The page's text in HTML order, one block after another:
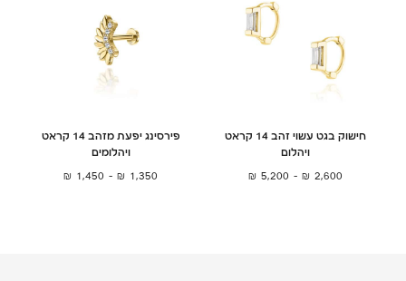
חישוק בגט עשוי זהב 14 קראט
ויהלום
2,600
₪
–
5,200
₪
פירסינג יפעת מזהב 14 קראט
ויהלומים
1,350
₪
–
1,450
₪